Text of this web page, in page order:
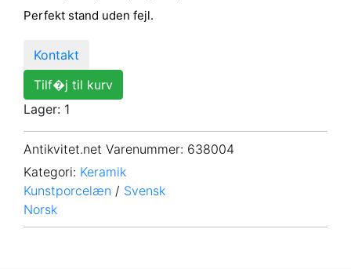
Perfekt stand uden fejl.
Kontakt
Tilf�j til kurv
Lager: 1
Antikvitet.net Varenummer: 638004
Kategori: Keramik
Kunstporcelæn / Svensk
Norsk